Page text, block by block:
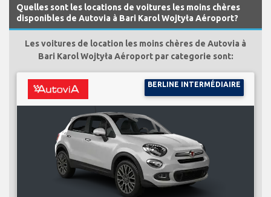
Quelles sont les locations de voitures les moins chères
disponibles de Autovia à Bari Karol Wojtyła Aéroport?
Les voitures de location les moins chères de Autovia à
Bari Karol Wojtyła Aéroport par categorie sont:
BERLINE INTERMÉDIAIRE